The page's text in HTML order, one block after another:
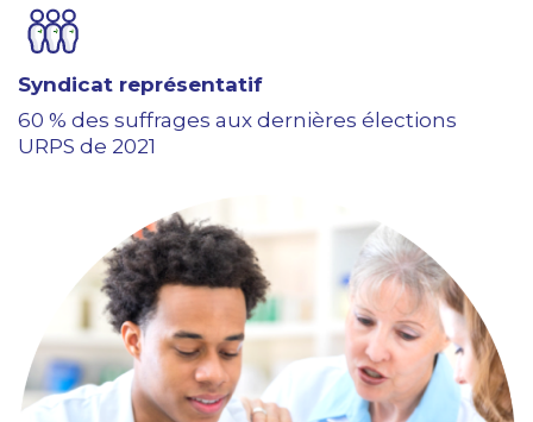
Syndicat représentatif
60 % des suffrages aux dernières élections
URPS de 2021